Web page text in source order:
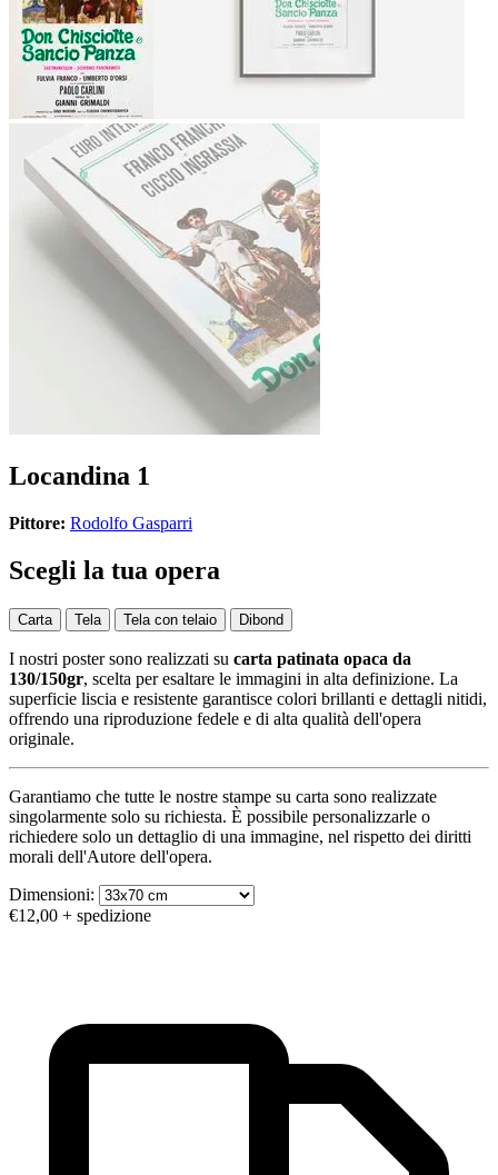
Locandina 1
Pittore: Rodolfo Gasparri
Scegli la tua opera
Carta Tela Tela con telaio Dibond
I nostri poster sono realizzati su carta patinata opaca da
130/150gr, scelta per esaltare le immagini in alta definizione. La
superficie liscia e resistente garantisce colori brillanti e dettagli nitidi,
offrendo una riproduzione fedele e di alta qualità dell'opera
originale.
Garantiamo che tutte le nostre stampe su carta sono realizzate
singolarmente solo su richiesta. È possibile personalizzarle o
richiedere solo un dettaglio di una immagine, nel rispetto dei diritti
morali dell'Autore dell'opera.
Dimensioni:
€12,00 + spedizione